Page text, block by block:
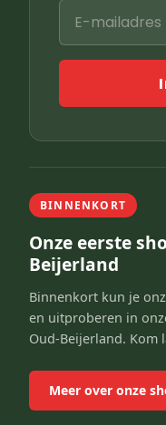
BINNENKORT
Onze eerste
Beijerland
Binnenkort kun je
en uitproberen in
Oud-Beijerland. Kom
Meer over onze